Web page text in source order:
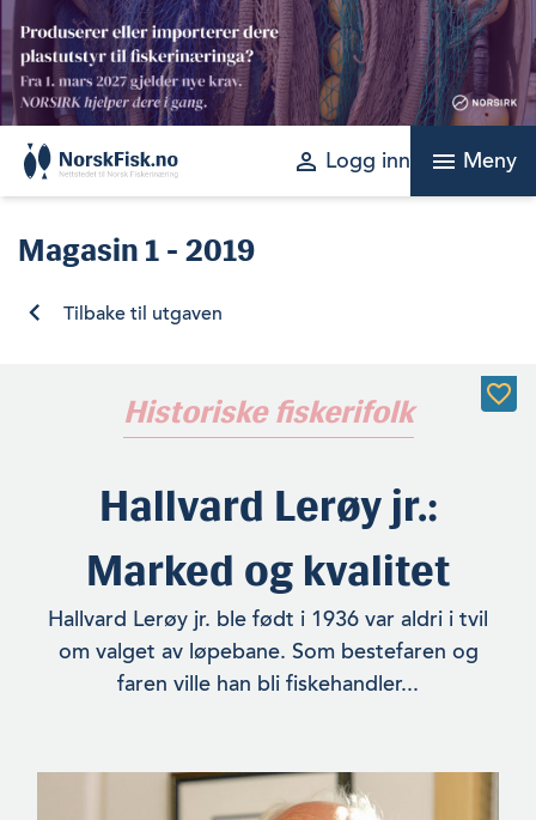
Skip
content
perm_identity Logg inn menu Meny
Magasin 1 - 2019
Tilbake til utgaven
Historiske fiskerifolk
Hallvard Lerøy jr.:
Marked og kvalitet
Hallvard Lerøy jr. ble født i 1936 var aldri i tvil
om valget av løpebane. Som bestefaren og
faren ville han bli fiskehandler...